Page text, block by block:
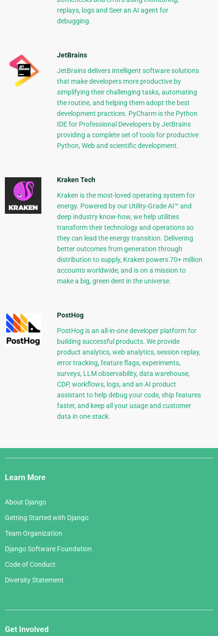
replays, logs and Seer an AI agent for
debugging.
JetBrains
JetBrains delivers intelligent software solutions
that make developers more productive by
simplifying their challenging tasks, automating
the routine, and helping them adopt the best
development practices. PyCharm is the Python
IDE for Professional Developers by JetBrains
providing a complete set of tools for productive
Python, Web and scientific development.
Kraken Tech
Kraken is the most-loved operating system for
energy. Powered by our Utility-Grade AI™ and
deep industry know-how, we help utilities
transform their technology and operations so
they can lead the energy transition. Delivering
better outcomes from generation through
distribution to supply, Kraken powers 70+ million
accounts worldwide, and is on a mission to
make a big, green dent in the universe.
PostHog
PostHog is an all-in-one developer platform for
building successful products. We provide
product analytics, web analytics, session replay,
error tracking, feature flags, experiments,
surveys, LLM observability, data warehouse,
CDP, workflows, logs, and an AI product
assistant to help debug your code, ship features
faster, and keep all your usage and customer
data in one stack.
Django
Links
Learn More
About Django
Getting Started with Django
Team Organization
Django Software Foundation
Code of Conduct
Diversity Statement
Get Involved